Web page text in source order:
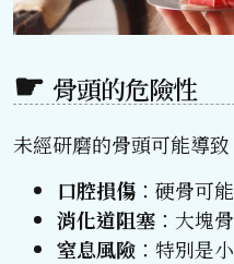
骨頭的危險性
未經研磨的骨頭可能導致
口腔損傷 ：硬骨可
消化道阻塞 ：大塊
窒息風險 ：特別是